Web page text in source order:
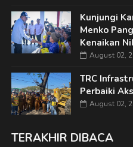
Kunjungi
Menko
Kenaikan
August 02,
TRC
Perbaiki
August 02,
TERAKHIR DIBACA